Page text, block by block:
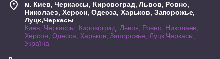
м. Киев, Черкассы, Кировоград, Львов, Ровно,
Николаев, Херсон, Одесса, Харьков, Запорожье,
Луцк,Черкасы
Киев, Черкассы, Кировоград, Львов, Ровно, Николаев,
Херсон, Одесса, Харьков, Запорожье, Луцк,Черкасы,
Україна